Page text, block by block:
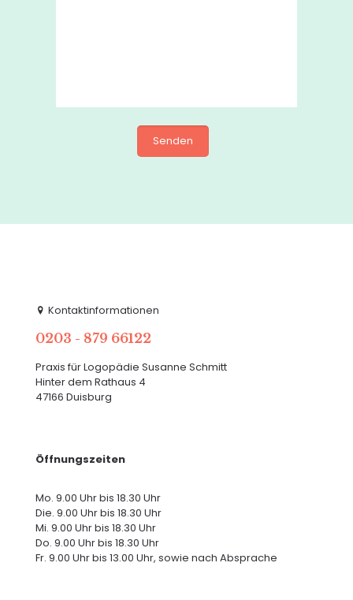
Kontaktinformationen
0203 - 879 66122
Praxis für Logopädie Susanne Schmitt
Hinter dem Rathaus 4
47166 Duisburg
Öffnungszeiten
Mo. 9.00 Uhr bis 18.30 Uhr
Die. 9.00 Uhr bis 18.30 Uhr
Mi. 9.00 Uhr bis 18.30 Uhr
Do. 9.00 Uhr bis 18.30 Uhr
Fr. 9.00 Uhr bis 13.00 Uhr, sowie nach Absprache